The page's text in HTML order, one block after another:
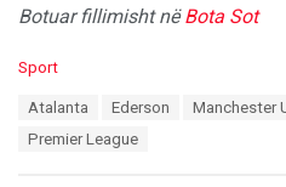
Botuar fillimisht nëBota Sot
C
Sport
Atalanta Ederson Manchester
Premier League